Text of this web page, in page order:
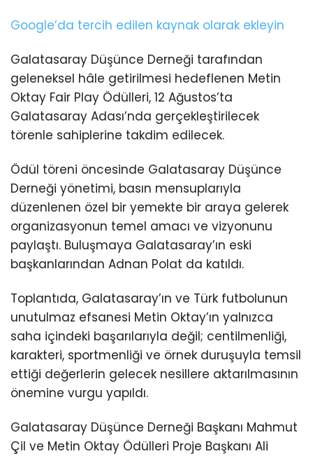
Google’da tercih edilen kaynak olarak ekleyin
Galatasaray Düşünce Derneği tarafından
geleneksel hâle getirilmesi hedeflenen Metin
Oktay Fair Play Ödülleri, 12 Ağustos’ta
Galatasaray Adası’nda gerçekleştirilecek
törenle sahiplerine takdim edilecek.
Ödül töreni öncesinde Galatasaray Düşünce
Derneği yönetimi, basın mensuplarıyla
düzenlenen özel bir yemekte bir araya gelerek
organizasyonun temel amacı ve vizyonunu
paylaştı. Buluşmaya Galatasaray’ın eski
başkanlarından Adnan Polat da katıldı.
Toplantıda, Galatasaray’ın ve Türk futbolunun
unutulmaz efsanesi Metin Oktay’ın yalnızca
saha içindeki başarılarıyla değil; centilmenliği,
karakteri, sportmenliği ve örnek duruşuyla temsil
ettiği değerlerin gelecek nesillere aktarılmasının
önemine vurgu yapıldı.
Galatasaray Düşünce Derneği Başkanı Mahmut
Çil ve Metin Oktay Ödülleri Proje Başkanı Ali